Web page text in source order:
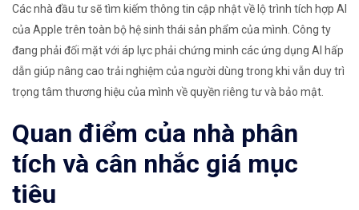
Các nhà đầu tư sẽ tìm kiếm thông tin cập nhật về lộ trình tích hợp AI
của Apple trên toàn bộ hệ sinh thái sản phẩm của mình. Công ty
đang phải đối mặt với áp lực phải chứng minh các ứng dụng AI hấp
dẫn giúp nâng cao trải nghiệm của người dùng trong khi vẫn duy trì
trọng tâm thương hiệu của mình về quyền riêng tư và bảo mật.
Quan điểm của nhà phân
tích và cân nhắc giá mục
tiêu